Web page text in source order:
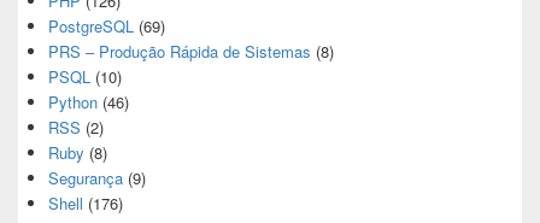
PostgreSQL (69)
PRS – Produção Rápida de Sistemas (8)
PSQL (10)
Python (46)
RSS (2)
Ruby (8)
Segurança (9)
Shell (176)